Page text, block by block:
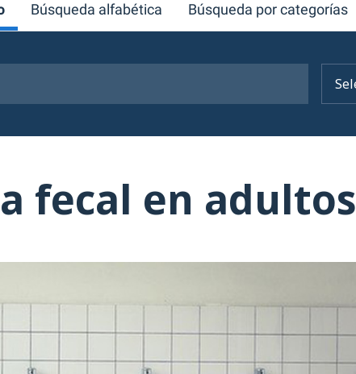
Búsqueda alfabética Búsqueda por categorías
fecal en adultos